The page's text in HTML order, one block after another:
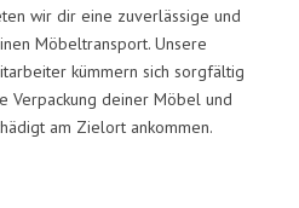
wir dir eine zuverlässige und
Möbeltransport. Unsere
kümmern sich sorgfältig
Verpackung deiner Möbel und
am Zielort ankommen.